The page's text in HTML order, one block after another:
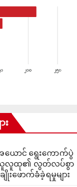
း
ယောင် ရွေးကောက်ပွဲ
လူထု၏ လွတ်လပ်စွာ
းဖောက်ခံခဲ့ရမှုများ